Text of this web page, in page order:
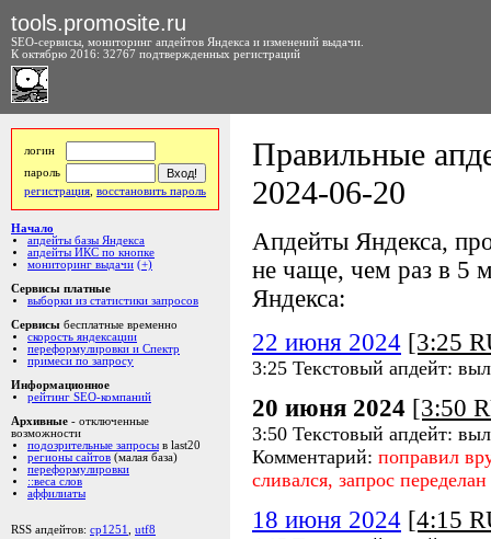
tools.promosite.ru
SEO-сервисы, мониторинг апдейтов Яндекса и изменений выдачи.
К октябрю 2016: 32767 подтвержденных регистраций
логин
пароль
регистрация восстановить пароль
Начало
апдейты базы Яндекса
апдейты ИКС по кнопке
мониторинг выдачи (+)
Сервисы платные
выборки из статистики запросов
Сервисы бесплатные временно
скорость яндексации
переформулировки и Спектр
примеси по запросу
Информационное
рейтинг SEO-компаний
Архивные - отключенные
возможности
подозрительные запросы в last20
регионы сайтов (малая база)
переформулировки
::веса слов
аффилиаты
RSS апдейтов: cp1251
utf8
Правильные
2024-06-20
Апдейты Яндекса,
не чаще, чем раз в 5
Яндекса:
22 июня 2024 [3:25
3:25 Текстовый апдейт:
20 июня 2024 [3:50
3:50 Текстовый апдейт:
Комментарий: поправил
сливался, запрос переделан
18 июня 2024 [4:15